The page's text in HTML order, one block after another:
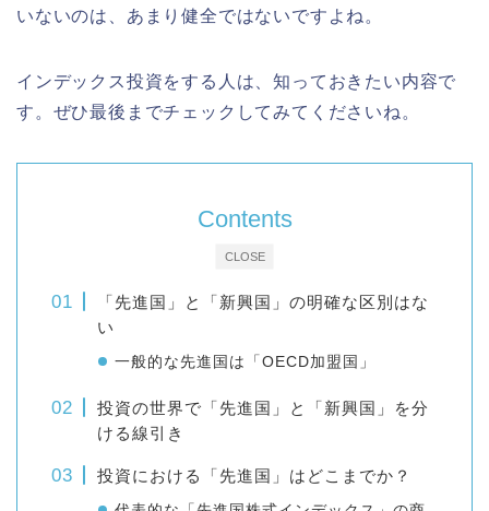
いないのは、あまり健全ではないですよね。
インデックス投資をする人は、知っておきたい内容で
す。ぜひ最後までチェックしてみてくださいね。
CLOSE
Contents
「先進国」と「新興国」の明確な区別はな
い
一般的な先進国は「OECD加盟国」
投資の世界で「先進国」と「新興国」を分
ける線引き
投資における「先進国」はどこまでか？